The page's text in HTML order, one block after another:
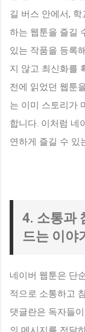
길 버스 안에서,
하는 웹툰을 즐길
있는 작품을 등록
지 않고 최신화를
전에 읽었던 웹툰
는 이미 스토리가
합니다. 이처럼 네
연하게 즐길 수 있
4. 소통과
드는 이야
네이버 웹툰은 단
적으로 소통하고
댓글란은 독자들